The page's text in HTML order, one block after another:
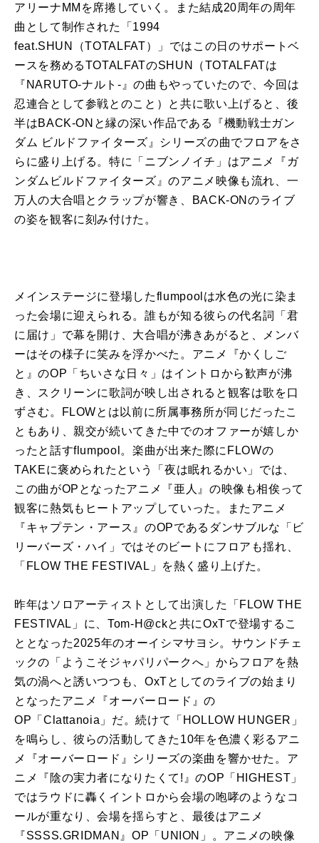
アリーナMMを席捲していく。また結成20周年の周年
曲として制作された「1994
feat.SHUN（TOTALFAT）」ではこの日のサポートベ
ースを務めるTOTALFATのSHUN（TOTALFATは
『NARUTO-ナルト-』の曲もやっていたので、今回は
忍連合として参戦とのこと）と共に歌い上げると、後
半はBACK-ONと縁の深い作品である『機動戦士ガン
ダム ビルドファイターズ』シリーズの曲でフロアをさ
らに盛り上げる。特に「ニブンノイチ」はアニメ『ガ
ンダムビルドファイターズ』のアニメ映像も流れ、一
万人の大合唱とクラップが響き、BACK-ONのライブ
の姿を観客に刻み付けた。
メインステージに登場したflumpoolは水色の光に染ま
った会場に迎えられる。誰もが知る彼らの代名詞「君
に届け」で幕を開け、大合唱が沸きあがると、メンバ
ーはその様子に笑みを浮かべた。アニメ『かくしご
と』のOP「ちいさな日々」はイントロから歓声が沸
き、スクリーンに歌詞が映し出されると観客は歌を口
ずさむ。FLOWとは以前に所属事務所が同じだったこ
ともあり、親交が続いてきた中でのオファーが嬉しか
ったと話すflumpool。楽曲が出来た際にFLOWの
TAKEに褒められたという「夜は眠れるかい」では、
この曲がOPとなったアニメ『亜人』の映像も相俟って
観客に熱気もヒートアップしていった。またアニメ
『キャプテン・アース』のOPであるダンサブルな「ビ
リーバーズ・ハイ」ではそのビートにフロアも揺れ、
「FLOW THE FESTIVAL」を熱く盛り上げた。
昨年はソロアーティストとして出演した「FLOW THE
FESTIVAL」に、Tom-H@ckと共にOxTで登場するこ
ととなった2025年のオーイシマサヨシ。サウンドチェ
ックの「ようこそジャパリパークへ」からフロアを熱
気の渦へと誘いつつも、OxTとしてのライブの始まり
となったアニメ『オーバーロード』の
OP「Clattanoia」だ。続けて「HOLLOW HUNGER」
を鳴らし、彼らの活動してきた10年を色濃く彩るアニ
メ『オーバーロード』シリーズの楽曲を響かせた。ア
ニメ『陰の実力者になりたくて!』のOP「HIGHEST」
ではラウドに轟くイントロから会場の咆哮のようなコ
ールが重なり、会場を揺らすと、最後はアニメ
『SSSS.GRIDMAN』OP「UNION」。アニメの映像